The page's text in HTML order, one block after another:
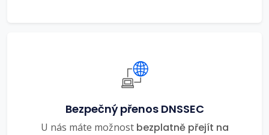
Bezpečný přenos DNSSEC
U nás máte možnost bezplatně přejít na